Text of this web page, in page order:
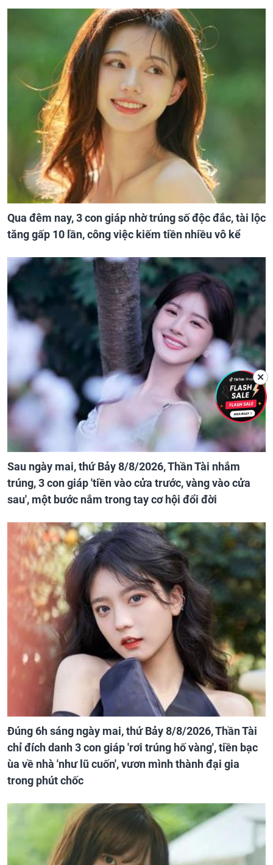
Qua đêm nay, 3 con giáp nhờ trúng số độc đắc, tài lộc
tăng gấp 10 lần, công việc kiếm tiền nhiều vô kể
Sau ngày mai, thứ Bảy 8/8/2026, Thần Tài nhắm
trúng, 3 con giáp 'tiền vào cửa trước, vàng vào cửa
sau', một bước nắm trong tay cơ hội đổi đời
Đúng 6h sáng ngày mai, thứ Bảy 8/8/2026, Thần Tài
chỉ đích danh 3 con giáp 'rơi trúng hố vàng', tiền bạc
ùa về nhà 'như lũ cuốn', vươn mình thành đại gia
trong phút chốc
✕